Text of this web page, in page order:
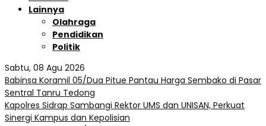
Lainnya
Olahraga
Pendidikan
Politik
Sabtu, 08 Agu 2026
Babinsa Koramil 05/Dua Pitue Pantau Harga Sembako di Pasar
Sentral Tanru Tedong
Kapolres Sidrap Sambangi Rektor UMS dan UNISAN, Perkuat
Sinergi Kampus dan Kepolisian